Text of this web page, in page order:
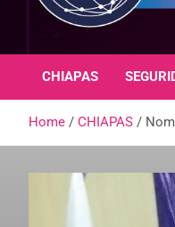
CHIAPAS
Home CHIAPAS